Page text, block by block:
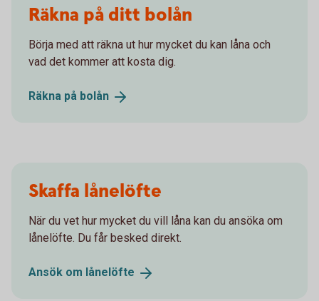
Räkna på ditt bolån
Börja med att räkna ut hur mycket du kan låna och
vad det kommer att kosta dig.
Räkna på bolån
Skaffa lånelöfte
När du vet hur mycket du vill låna kan du ansöka om
lånelöfte. Du får besked direkt.
Ansök om lånelöfte